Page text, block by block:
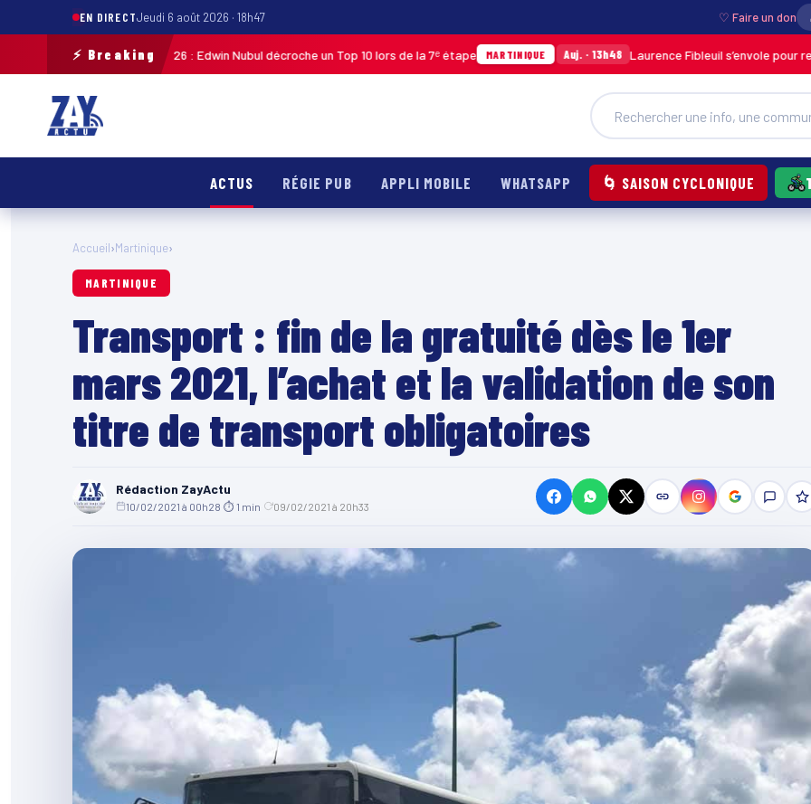
EN DIRECTJeudi 6 août 2026 · 18h47 ♡ Faire un don
⚡ Breaking
Guadeloupe 2026 : Edwin Nubul décroche un Top 10 lors de la 7ᵉ étape MARTINIQUE Auj. · 13h48 Laurence Fibleuil s’envole pour représenter
ACTUS RÉGIE PUB APPLI MOBILE WHATSAPP 🌀 SAISON CYCLONIQUE
Accueil›Martinique›
MARTINIQUE
Transport : fin de la gratuité dès le 1er
mars 2021, l’achat et la validation de son
titre de transport obligatoires
Rédaction ZayActu
10/02/2021 à 00h28 ⏱ 1 min 09/02/2021 à 20h33